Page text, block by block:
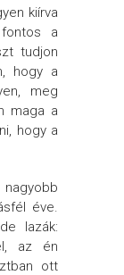
kiírva
a
tudjon
hogy a
meg
maga a
hogy a
éve.
lazák:
az én
ott